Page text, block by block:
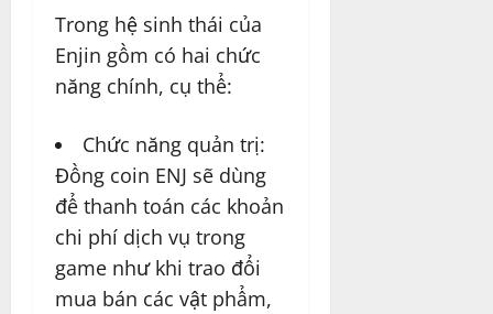
Trong hệ sinh thái của
Enjin gồm có hai chức
năng chính, cụ thể:
Chức năng quản trị:
Đồng coin ENJ sẽ dùng
để thanh toán các khoản
chi phí dịch vụ trong
game như khi trao đổi
mua bán các vật phẩm,